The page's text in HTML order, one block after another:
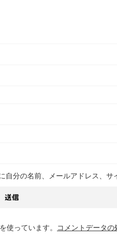
分の名前、メールアドレス、サ
使っています。 コメントデータ